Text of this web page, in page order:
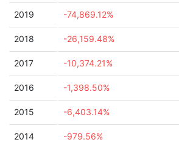
2019 -74,869.12%
2018 -26,159.48%
2017 -10,374.21%
2016 -1,398.50%
2015 -6,403.14%
2014 -979.56%